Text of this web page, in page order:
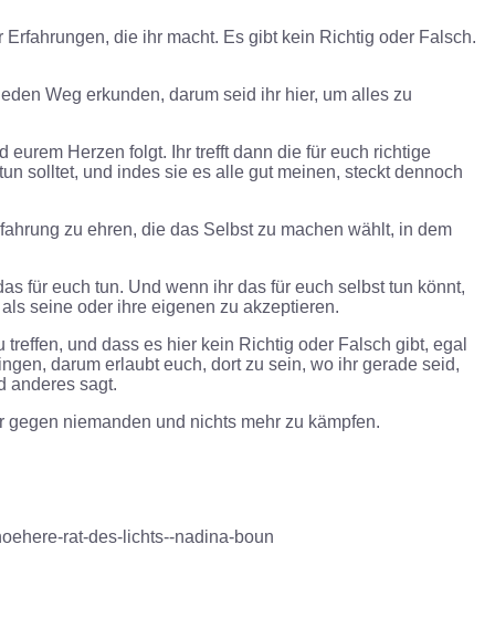
die ihr macht. Es gibt kein Richtig oder Falsch.
Weg erkunden, darum seid ihr hier, um alles zu
Herzen folgt. Ihr trefft dann die für euch richtige
solltet, und indes sie es alle gut meinen, steckt dennoch
zu ehren, die das Selbst zu machen wählt, in dem
für euch tun. Und wenn ihr das für euch selbst tun könnt,
seine oder ihre eigenen zu akzeptieren.
und dass es hier kein Richtig oder Falsch gibt, egal
darum erlaubt euch, dort zu sein, wo ihr gerade seid,
anderes sagt.
niemanden und nichts mehr zu kämpfen.
rat-des-lichts--nadina-boun